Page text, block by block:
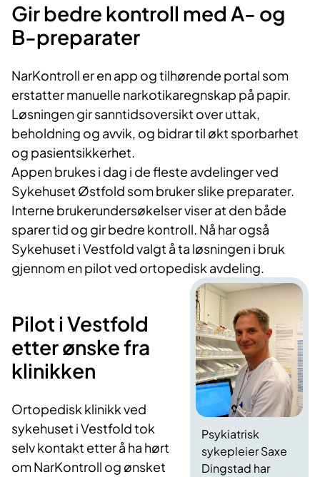
Gir bedre kontroll med A- og
B-preparater
NarKontroll er en app og tilhørende portal som
erstatter manuelle narkotikaregnskap på papir.
Løsningen gir sanntidsoversikt over uttak,
beholdning og avvik, og bidrar til økt sporbarhet
og pasientsikkerhet.
Appen brukes i dag i de fleste avdelinger ved
Sykehuset Østfold som bruker slike preparater.
Interne brukerundersøkelser viser at den både
sparer tid og gir bedre kontroll. Nå har også
Sykehuset i Vestfold valgt å ta løsningen i bruk
gjennom en pilot ved ortopedisk avdeling.
Psykiatrisk
sykepleier Saxe
Dingstad har
Pilot i Vestfold
etter ønske fra
klinikken
Ortopedisk klinikk ved
sykehuset i Vestfold tok
selv kontakt etter å ha hørt
om NarKontroll og ønsket